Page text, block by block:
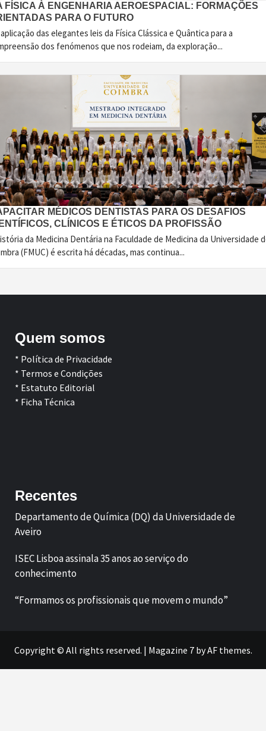
FÍSICA À ENGENHARIA AEROESPACIAL: FORMAÇÕES
PARA O FUTURO
das elegantes leis da Física Clássica e Quântica para a
dos fenómenos que nos rodeiam, da exploração...
MÉDICOS DENTISTAS PARA OS DESAFIOS
CLÍNICOS E ÉTICOS DA PROFISSÃO
da Medicina Dentária na Faculdade de Medicina da Universidade
(FMUC) é escrita há décadas, mas continua...
Quem somos
* Política de Privacidade
* Termos e Condições
* Estatuto Editorial
* Ficha Técnica
Recentes
Departamento de Química (DQ) da Universidade de
Aveiro
ISEC Lisboa assinala 35 anos ao serviço do
conhecimento
“Formamos os profissionais que movem o mundo”
Copyright © All rights reserved. | Magazine 7by AF themes.